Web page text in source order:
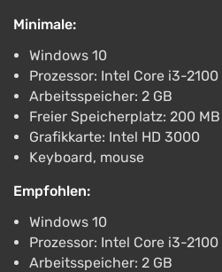
Minimale:
Windows 10
Prozessor: Intel Core i3-2100
Arbeitsspeicher: 2 GB
Freier Speicherplatz: 200 MB
Grafikkarte: Intel HD 3000
Keyboard, mouse
Empfohlen:
Windows 10
Prozessor: Intel Core i3-2100
Arbeitsspeicher: 2 GB